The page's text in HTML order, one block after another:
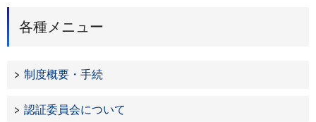
各種メニュー
制度概要・手続
認証委員会について